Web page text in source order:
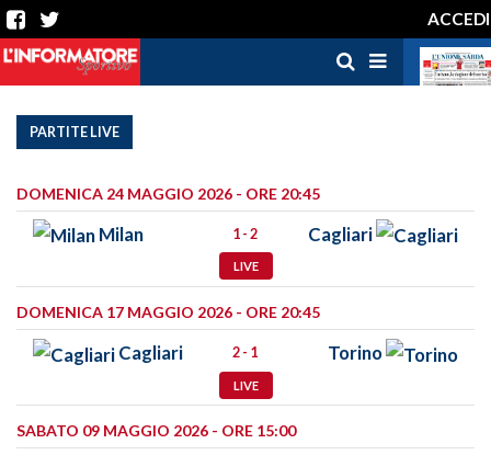
ACCEDI
PARTITE LIVE
DOMENICA 24 MAGGIO 2026 - ORE 20:45
Milan 1 - 2 Cagliari
LIVE
DOMENICA 17 MAGGIO 2026 - ORE 20:45
Cagliari 2 - 1 Torino
LIVE
SABATO 09 MAGGIO 2026 - ORE 15:00